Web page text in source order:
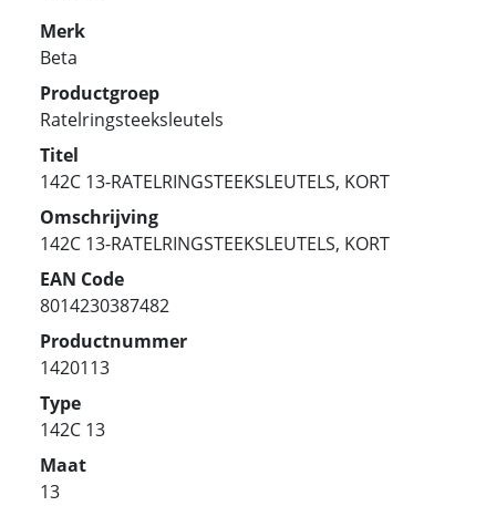
Merk
Beta
Productgroep
Ratelringsteeksleutels
Titel
142C 13-RATELRINGSTEEKSLEUTELS, KORT
Omschrijving
142C 13-RATELRINGSTEEKSLEUTELS, KORT
EAN Code
8014230387482
Productnummer
1420113
Type
142C 13
Maat
13